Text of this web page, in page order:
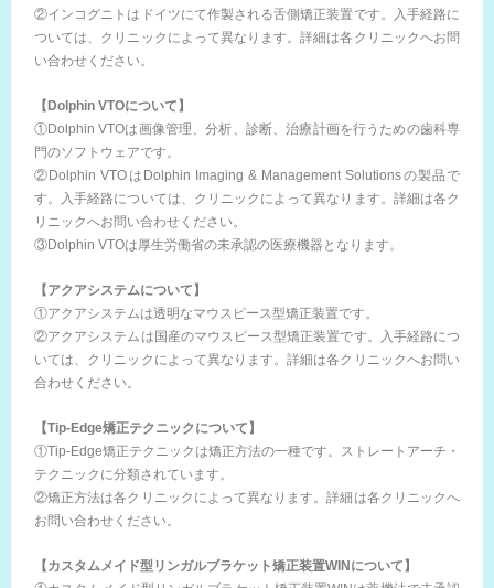
②インコグニトはドイツにて作製される舌側矯正装置です。入手経路に
ついては、クリニックによって異なります。詳細は各クリニックへお問
い合わせください。
【Dolphin VTOについて】
①Dolphin VTOは画像管理、分析、診断、治療計画を行うための歯科専
門のソフトウェアです。
②Dolphin VTOはDolphin Imaging & Management Solutionsの製品で
す。入手経路については、クリニックによって異なります。詳細は各ク
リニックへお問い合わせください。
③Dolphin VTOは厚生労働省の未承認の医療機器となります。
【アクアシステムについて】
①アクアシステムは透明なマウスピース型矯正装置です。
②アクアシステムは国産のマウスピース型矯正装置です。入手経路につ
いては、クリニックによって異なります。詳細は各クリニックへお問い
合わせください。
【Tip-Edge矯正テクニックについて】
①Tip-Edge矯正テクニックは矯正方法の一種です。ストレートアーチ・
テクニックに分類されています。
②矯正方法は各クリニックによって異なります。詳細は各クリニックへ
お問い合わせください。
【カスタムメイド型リンガルブラケット矯正装置WINについて】